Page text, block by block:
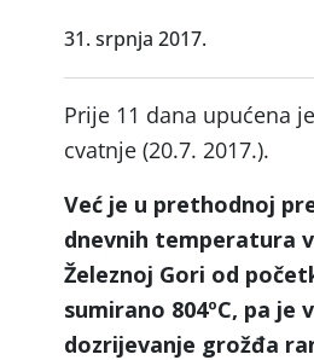
31. srpnja 2017.
Prije 11 dana upućena
cvatnje (20.7. 2017.).
Već je u prethodnoj
dnevnih temperatura
Železnoj Gori od
sumirano 804ºC, pa je
dozrijevanje grožđa